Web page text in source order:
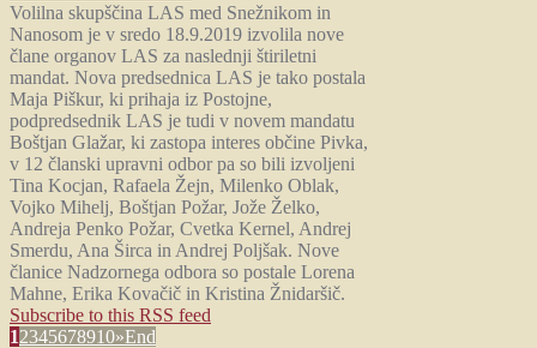
Volilna skupščina LAS med Snežnikom in
Nanosom je v sredo 18.9.2019 izvolila nove
člane organov LAS za naslednji štiriletni
mandat. Nova predsednica LAS je tako postala
Maja Piškur, ki prihaja iz Postojne,
podpredsednik LAS je tudi v novem mandatu
Boštjan Glažar, ki zastopa interes občine Pivka,
v 12 članski upravni odbor pa so bili izvoljeni
Tina Kocjan, Rafaela Žejn, Milenko Oblak,
Vojko Mihelj, Boštjan Požar, Jože Želko,
Andreja Penko Požar, Cvetka Kernel, Andrej
Smerdu, Ana Širca in Andrej Poljšak. Nove
članice Nadzornega odbora so postale Lorena
Mahne, Erika Kovačič in Kristina Žnidaršič.
Subscribe to this RSS feed
12345678910»End